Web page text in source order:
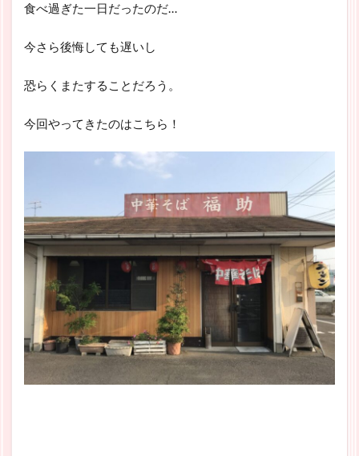
食べ過ぎた一日だったのだ…
今さら後悔しても遅いし
恐らくまたすることだろう。
今回やってきたのはこちら！